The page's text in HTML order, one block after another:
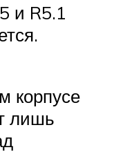
и R5.1
корпусе
лишь